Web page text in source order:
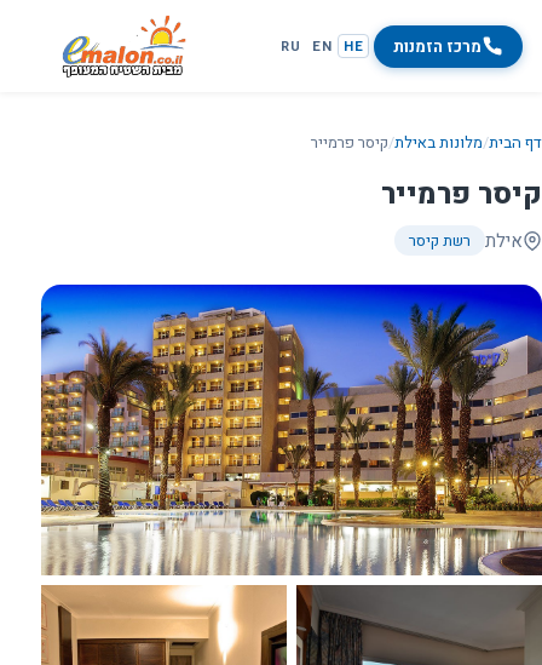
מרכז הזמנות HE
EN
RU
דף הבית/מלונות באילת/קיסר פרמייר
קיסר פרמייר
אילת רשת קיסר